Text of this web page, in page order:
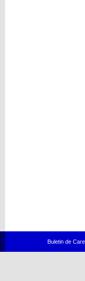
Buletin de